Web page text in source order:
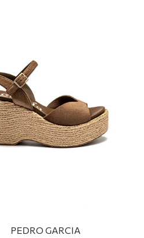
PEDRO GARCIA